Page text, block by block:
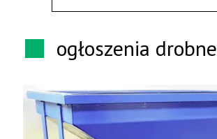
ogłoszenia drobne